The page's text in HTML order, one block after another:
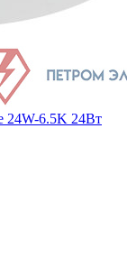
24W-6.5K 24Вт